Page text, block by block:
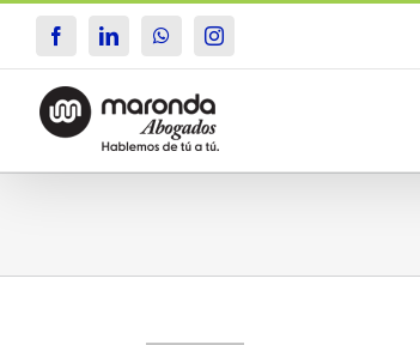
contenido
FacebookLinkedInWhatsAppInstagram